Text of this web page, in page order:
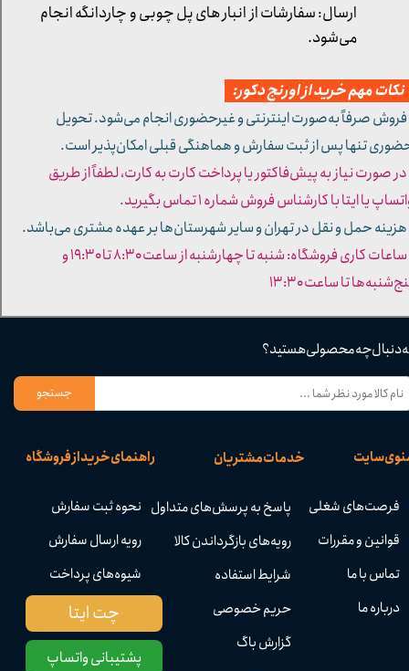
راهنمای خرید از فروشگاه
نحوه ثبت سفارش
رویه ارسال سفارش
شیوه‌های پرداخت
خدمات مشتریان
پاسخ به پرسش‌های متداول
رویه‌های بازگرداندن کالا
شرایط استفاده
حریم خصوصی
گزارش باگ
سایت
فرصت‌های شغلی
قوانین و مقررات
تماس با ما
درباره ما
دنبال چه محصولی هستید؟
جستجو
پشتیبانی واتساپ
چت ایتا
مهم خرید از اورنج دکور:
صرفاً به‌صورت اینترنتی و غیرحضوری انجام می‌شود. تحویل
تنها پس از ثبت سفارش و هماهنگی قبلی امکان‌پذیر است.
صورت نیاز به پیش‌فاکتور یا پرداخت کارت به کارت، لطفاً از طریق
یا ایتا با کارشناس فروش شماره ۱ تماس بگیرید.
حمل و نقل در تهران و سایر شهرستان‌ها بر عهده مشتری می‌باشد.
- ساعات کاری فروشگاه: شنبه تا چهارشنبه از ساعت ۸:۳۰ تا ۱۹:۳۰ و
تا ساعت ۱۳:۳۰​​​​​​​
ارسال: سفارشات از انبار های پل چوبی و چاردانگه انجام
می‌شود.